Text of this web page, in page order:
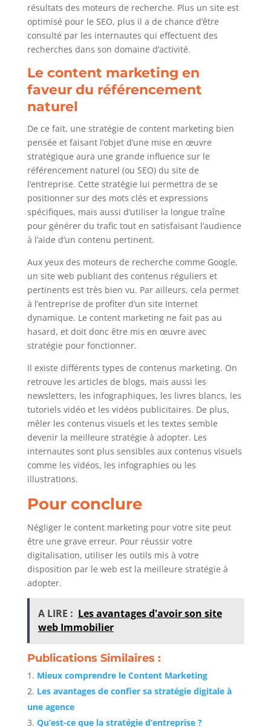
résultats des moteurs de recherche. Plus un site est
optimisé pour le SEO, plus il a de chance d’être
consulté par les internautes qui effectuent des
recherches dans son domaine d’activité.
Le content marketing en
faveur du référencement
naturel
De ce fait, une stratégie de content marketing bien
pensée et faisant l’objet d’une mise en œuvre
stratégique aura une grande influence sur le
référencement naturel (ou SEO) du site de
l’entreprise. Cette stratégie lui permettra de se
positionner sur des mots clés et expressions
spécifiques, mais aussi d’utiliser la longue traîne
pour générer du trafic tout en satisfaisant l’audience
à l’aide d’un contenu pertinent.
Aux yeux des moteurs de recherche comme Google,
un site web publiant des contenus réguliers et
pertinents est très bien vu. Par ailleurs, cela permet
à l’entreprise de profiter d’un site Internet
dynamique. Le content marketing ne fait pas au
hasard, et doit donc être mis en œuvre avec
stratégie pour fonctionner.
Il existe différents types de contenus marketing. On
retrouve les articles de blogs, mais aussi les
newsletters, les infographiques, les livres blancs, les
tutoriels vidéo et les vidéos publicitaires. De plus,
mêler les contenus visuels et les textes semble
devenir la meilleure stratégie à adopter. Les
internautes sont plus sensibles aux contenus visuels
comme les vidéos, les infographies ou les
illustrations.
Pour conclure
Négliger le content marketing pour votre site peut
être une grave erreur. Pour réussir votre
digitalisation, utiliser les outils mis à votre
disposition par le web est la meilleure stratégie à
adopter.
A LIRE : Les avantages d'avoir son site
web Immobilier
Publications Similaires :
Mieux comprendre le Content Marketing
Les avantages de confier sa stratégie digitale à
une agence
Qu’est-ce que la stratégie d’entreprise ?